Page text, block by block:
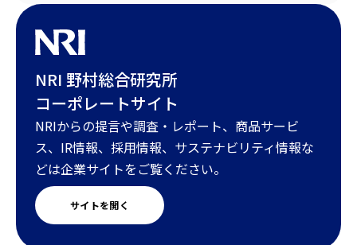
NRI 野村総合研究所
コーポレートサイト
NRIからの提言や調査・レポート、商品サービ
ス、IR情報、採用情報、サステナビリティ情報な
どは企業サイトをご覧ください。
サイトを開く